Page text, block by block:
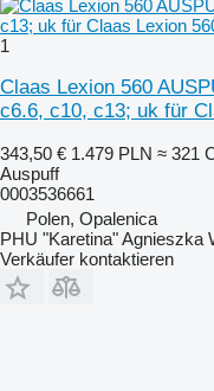
1
Claas Lexion 560
c6.6, c10, c13; uk für
343,50 € 1.479 PLN ≈ 321
Auspuff
0003536661
Polen, Opalenica
PHU "Karetina" Agnieszka
Verkäufer kontaktieren